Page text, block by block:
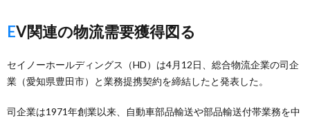
EV関連の物流需要獲得図る
セイノーホールディングス（HD）は4月12日、総合物流企業の司企
業（愛知県豊田市）と業務提携契約を締結したと発表した。
司企業は1971年創業以来、自動車部品輸送や部品輸送付帯業務を中